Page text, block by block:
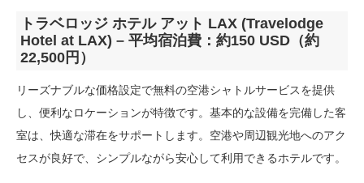
トラベロッジ ホテル アット LAX (Travelodge
Hotel at LAX) – 平均宿泊費：約150 USD（約
22,500円）
リーズナブルな価格設定で無料の空港シャトルサービスを提供
し、便利なロケーションが特徴です。基本的な設備を完備した客
室は、快適な滞在をサポートします。空港や周辺観光地へのアク
セスが良好で、シンプルながら安心して利用できるホテルです。